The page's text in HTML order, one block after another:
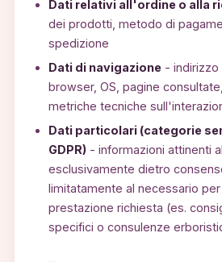
Dati relativi all'ordine o alla
dei prodotti, metodo di
spedizione
Dati di navigazione - indirizzo
browser, OS, pagine
metriche tecniche
Dati particolari (categorie
GDPR) - informazioni attinenti
esclusivamente dietro
limitatamente al necessario
prestazione richiesta (es.
specifici o consulenze